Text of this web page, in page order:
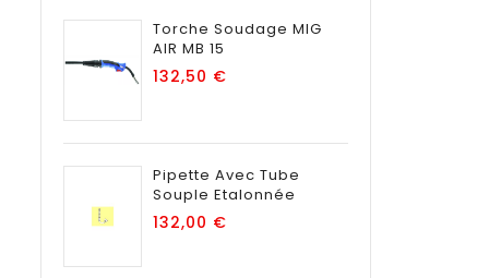
Torche Soudage MIG
AIR MB 15
132,50 €
Pipette Avec Tube
Souple Etalonnée
132,00 €